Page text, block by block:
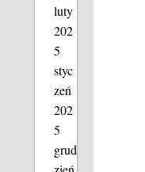
luty
202
5
styc
zeń
202
5
grud